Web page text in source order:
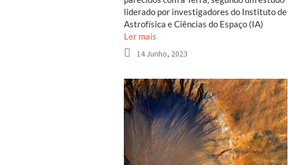
liderado por investigadores do Instituto de
Astrofísica e Ciências do Espaço (IA)
Ler mais
14 Junho, 2023